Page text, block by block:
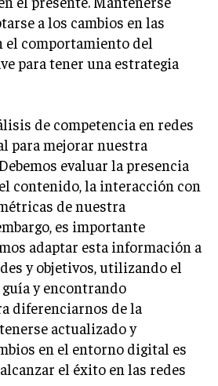
Y RESPONSABILIDAD
Serrano
Serrano, apasionado de la
persuasiva. Con más de 10 años de
uso la palabra escrita para crear
de marketing exitosas. Amante de la
busco el enfoque creativo en cada
digitales y domina los buscadores,
a los cambios en las
el comportamiento del
para tener una estrategia
de competencia en redes
para mejorar nuestra
evaluar la presencia
contenido, la interacción con
de nuestra
es importante
adaptar esta información a
y objetivos, utilizando el
y encontrando
diferenciarnos de la
actualizado y
en el entorno digital es
el éxito en las redes